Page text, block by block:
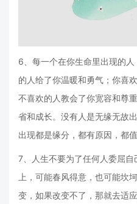
6、每一个在你生命里出现的
的人给了你温暖和勇气；你喜
不喜欢的人教会了你宽容和尊
省和成长。没有人是无缘无故
出现都是缘分，都有原因，都值
7、人生不要为了任何人委屈
上，可能春风得意，也可能坎
变，如果改变不了，那就去适